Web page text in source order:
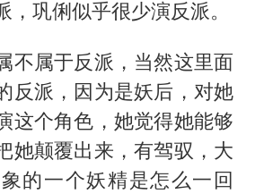
，巩俐似乎很少演反派。
不属于反派，当然这里面
反派，因为是妖后，对她
这个角色，她觉得她能够
她颠覆出来，有驾驭，大
的一个妖精是怎么一回